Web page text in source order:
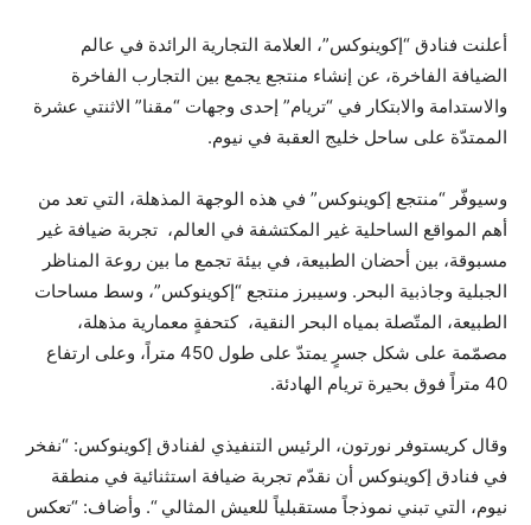
أعلنت فنادق “إكوينوكس”، العلامة التجارية الرائدة في عالم
الضيافة الفاخرة، عن إنشاء منتجع يجمع بين التجارب الفاخرة
والاستدامة والابتكار في “تريام” إحدى وجهات “مقنا” الاثنتي عشرة
الممتدّة على ساحل خليج العقبة في نيوم.
وسيوفّر “منتجع إكوينوكس” في هذه الوجهة المذهلة، التي تعد من
أهم المواقع الساحلية غير المكتشفة في العالم، تجربة ضيافة غير
مسبوقة، بين أحضان الطبيعة، في بيئة تجمع ما بين روعة المناظر
الجبلية وجاذبية البحر. وسيبرز منتجع “إكوينوكس”، وسط مساحات
الطبيعة، المتّصلة بمياه البحر النقية، كتحفةٍ معمارية مذهلة،
مصمّمة على شكل جسرٍ يمتدّ على طول 450 متراً، وعلى ارتفاع
40 متراً فوق بحيرة تريام الهادئة.
وقال كريستوفر نورتون، الرئيس التنفيذي لفنادق إكوينوكس: “نفخر
في فنادق إكوينوكس أن نقدّم تجربة ضيافة استثنائية في منطقة
نيوم، التي تبني نموذجاً مستقبلياً للعيش المثالي “. وأضاف: “تعكس